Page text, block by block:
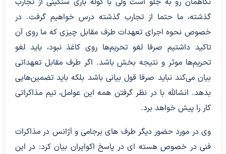
گذشته، ما حتما از تجارب گذشته درس خواهیم گرفت. در
خصوص نحوه اجرای تعهدات طرف مقابل چیزی که ما روی آن
تاکید داشتیم صرفا لغو تحریم‌ها روی کاغذ نبود، باید لغو
تحریم‌ها موثر و نتیجه بخش باشد. اگر طرف مقابل تعهداتی
بیان می‌کند نباید صرفا قول بیانی باشد بلکه باید تضمین‌هایی
بدهد. انشالله با در نظر گرفتن همه این عوامل، تیم مذاکراتی
کار را پیش خواهد برد.
وی در مورد حضور دیگر طرف های برجامی و آژانس در مذاکرات
فنی در خصوص هسته ای در پاسخ اکوایران بیان کرد: در این